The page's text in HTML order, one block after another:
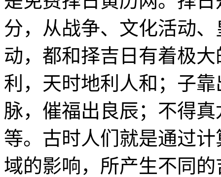
分，从战争、文化活动
动，都和择吉日有着极
利，天时地利人和；子
脉，催福出良辰；不得
等。古时人们就是通过
域的影响，所产生不同